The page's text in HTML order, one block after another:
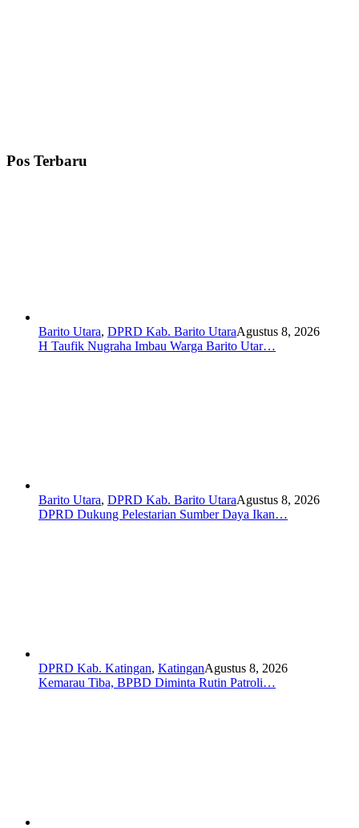
Pos Terbaru
Barito Utara, DPRD Kab. Barito UtaraAgustus 8, 2026
H Taufik Nugraha Imbau Warga Barito Utar…
Barito Utara, DPRD Kab. Barito UtaraAgustus 8, 2026
DPRD Dukung Pelestarian Sumber Daya Ikan…
DPRD Kab. Katingan, KatinganAgustus 8, 2026
Kemarau Tiba, BPBD Diminta Rutin Patroli…